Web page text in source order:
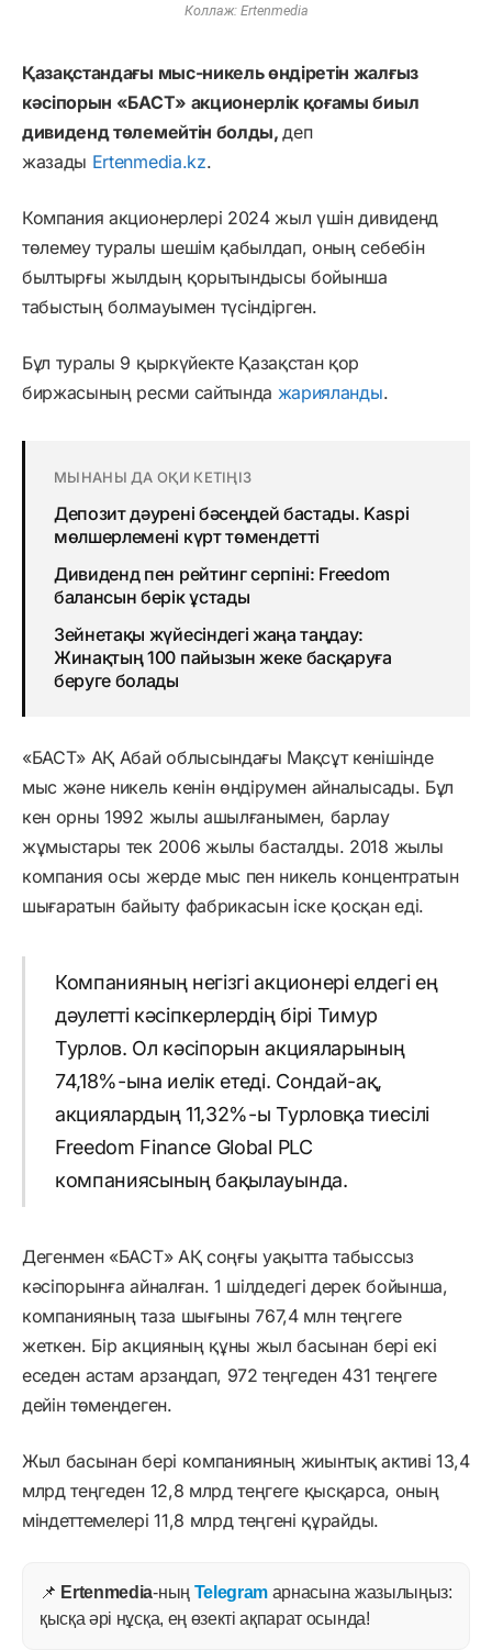
Коллаж: Ertenmedia
Қазақстандағы мыс-никель өндіретін жалғыз
кәсіпорын «БАСТ» акционерлік қоғамы биыл
дивиденд төлемейтін болды,деп
жазады Ertenmedia.kz.
Компания акционерлері 2024 жыл үшін дивиденд
төлемеу туралы шешім қабылдап, оның себебін
былтырғы жылдың қорытындысы бойынша
табыстың болмауымен түсіндірген.
Бұл туралы 9 қыркүйекте Қазақстан қор
биржасының ресми сайтында жарияланды.
МЫНАНЫ ДА ОҚИ КЕТІҢІЗ
Депозит дәурені бәсеңдей бастады. Kaspi
мөлшерлемені күрт төмендетті
Дивиденд пен рейтинг серпіні: Freedom
балансын берік ұстады
Зейнетақы жүйесіндегі жаңа таңдау:
Жинақтың 100 пайызын жеке басқаруға
беруге болады
«БАСТ» АҚ Абай облысындағы Мақсұт кенішінде
мыс және никель кенін өндірумен айналысады. Бұл
кен орны 1992 жылы ашылғанымен, барлау
жұмыстары тек 2006 жылы басталды. 2018 жылы
компания осы жерде мыс пен никель концентратын
шығаратын байыту фабрикасын іске қосқан еді.
Компанияның негізгі акционері елдегі ең
дәулетті кәсіпкерлердің бірі Тимур
Турлов. Ол кәсіпорын акцияларының
74,18%-ына иелік етеді. Сондай-ақ,
акциялардың 11,32%-ы Турловқа тиесілі
Freedom Finance Global PLC
компаниясының бақылауында.
Дегенмен «БАСТ» АҚ соңғы уақытта табыссыз
кәсіпорынға айналған. 1 шілдедегі дерек бойынша,
компанияның таза шығыны 767,4 млн теңгеге
жеткен. Бір акцияның құны жыл басынан бері екі
еседен астам арзандап, 972 теңгеден 431 теңгеге
дейін төмендеген.
Жыл басынан бері компанияның жиынтық активі 13,4
млрд теңгеден 12,8 млрд теңгеге қысқарса, оның
міндеттемелері 11,8 млрд теңгені құрайды.
📌 Ertenmedia-ның Telegram арнасына жазылыңыз:
қысқа әрі нұсқа, ең өзекті ақпарат осында!